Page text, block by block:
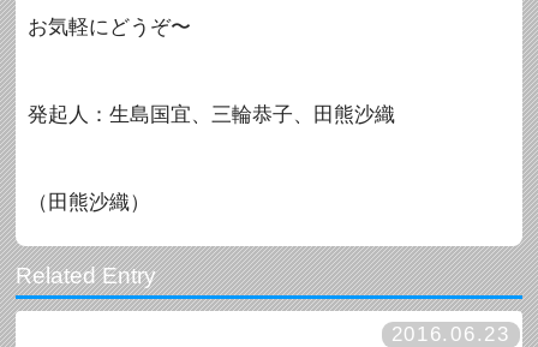
お気軽にどうぞ〜
発起人：生島国宜、三輪恭子、田熊沙織
（田熊沙織）
2016.06.23